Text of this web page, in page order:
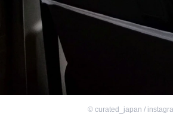
© curated_japan /